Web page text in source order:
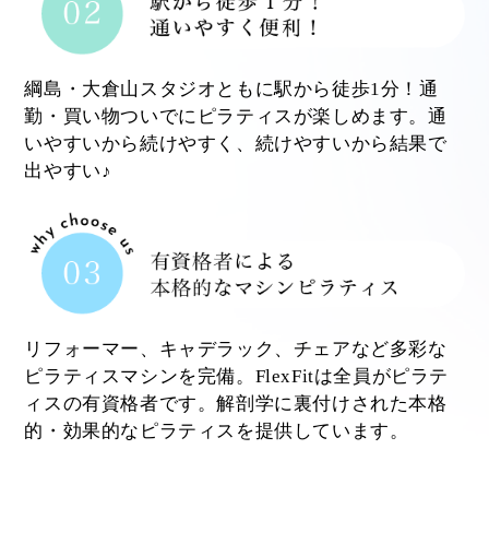
綱島・大倉山スタジオともに駅から徒歩1分！通
勤・買い物ついでにピラティスが楽しめます。通
いやすいから続けやすく、続けやすいから結果で
出やすい♪
リフォーマー、キャデラック、チェアなど多彩な
ピラティスマシンを完備。FlexFitは全員がピラテ
ィスの有資格者です。解剖学に裏付けされた本格
的・効果的なピラティスを提供しています。